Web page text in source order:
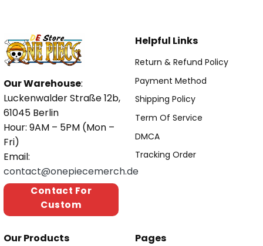
Our Warehouse:
Luckenwalder Straße 12b,
61045 Berlin
Hour: 9AM – 5PM (Mon –
Fri)
Email:
contact@onepiecemerch.de
Contact For
Custom
Helpful Links
Return & Refund Policy
Payment Method
Shipping Policy
Term Of Service
DMCA
Tracking Order
Our Products Pages